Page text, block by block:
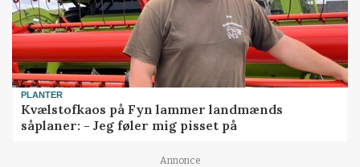
PLANTER
Kvælstofkaos på Fyn lammer landmænds
såplaner: - Jeg føler mig pisset på
Annonce